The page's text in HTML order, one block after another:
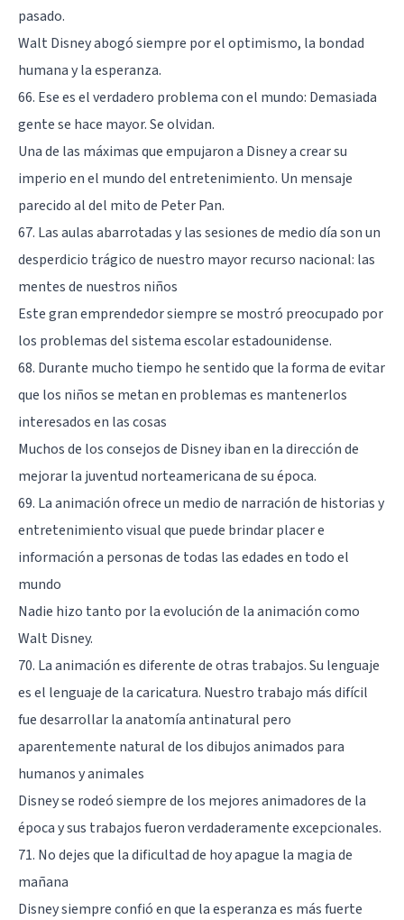
pasado.
Walt Disney abogó siempre por el optimismo, la bondad
humana y la esperanza.
66. Ese es el verdadero problema con el mundo: Demasiada
gente se hace mayor. Se olvidan.
Una de las máximas que empujaron a Disney a crear su
imperio en el mundo del entretenimiento. Un mensaje
parecido al del mito de Peter Pan.
67. Las aulas abarrotadas y las sesiones de medio día son un
desperdicio trágico de nuestro mayor recurso nacional: las
mentes de nuestros niños
Este gran emprendedor siempre se mostró preocupado por
los problemas del sistema escolar estadounidense.
68. Durante mucho tiempo he sentido que la forma de evitar
que los niños se metan en problemas es mantenerlos
interesados ​​en las cosas
Muchos de los consejos de Disney iban en la dirección de
mejorar la juventud norteamericana de su época.
69. La animación ofrece un medio de narración de historias y
entretenimiento visual que puede brindar placer e
información a personas de todas las edades en todo el
mundo
Nadie hizo tanto por la evolución de la animación como
Walt Disney.
70. La animación es diferente de otras trabajos. Su lenguaje
es el lenguaje de la caricatura. Nuestro trabajo más difícil
fue desarrollar la anatomía antinatural pero
aparentemente natural de los dibujos animados para
humanos y animales
Disney se rodeó siempre de los mejores animadores de la
época y sus trabajos fueron verdaderamente excepcionales.
71. No dejes que la dificultad de hoy apague la magia de
mañana
Disney siempre confió en que la esperanza es más fuerte